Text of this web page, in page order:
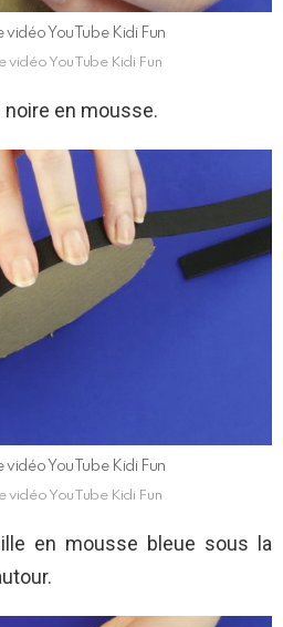
vidéo YouTube Kidi Fun
vidéo YouTube Kidi Fun
en mousse.
vidéo YouTube Kidi Fun
vidéo YouTube Kidi Fun
en mousse bleue sous la